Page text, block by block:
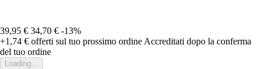
39,95 € 34,70 € -13%
+1,74 € offerti sul tuo prossimo ordine Accreditati dopo la conferma
del tuo ordine
Loading...